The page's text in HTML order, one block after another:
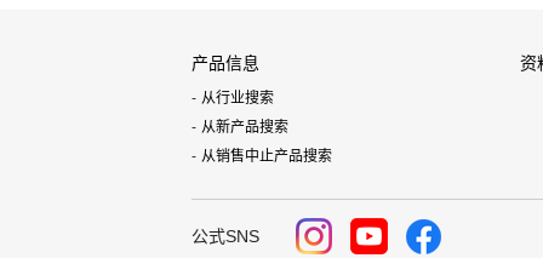
产品信息
从行业搜索
从新产品搜索
从销售中止产品搜索
资
公式SNS